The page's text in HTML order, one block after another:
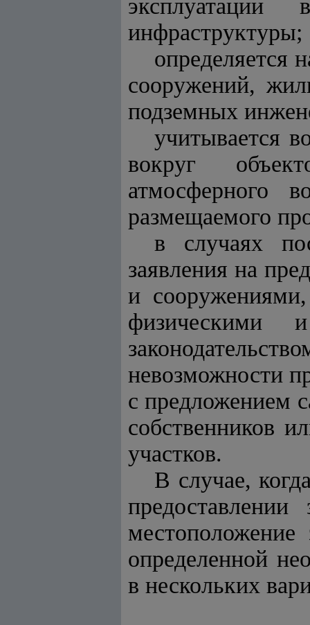
эксплуатации
инфраструктуры;
определяется
сооружений,
подземных
учитывается
вокруг
атмосферного
размещаемого
в случаях
заявления на
и
физическими
невозможности
с предложением
собственников
участков.
В случае,
предоставлении
определенной
в нескольких